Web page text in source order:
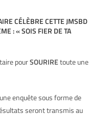
CÉLÈBRE CETTEJMSBD
: « SOIS FIER DE TA
pourSOURIREtoute une
enquête sous forme de
seront transmis au